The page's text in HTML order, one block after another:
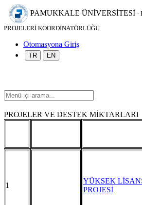
PAMUKKALE ÜNİVERSİTESİ -
PROJELERİ KOORDİNATÖRLÜĞÜ
Otomasyona Giriş
TR EN
PROJELER VE DESTEK MİKTARLARI
1
YÜKSEK
PROJESİ